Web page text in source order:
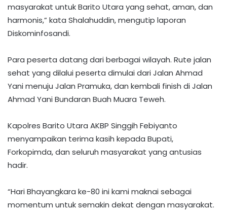
masyarakat untuk Barito Utara yang sehat, aman, dan
harmonis,” kata Shalahuddin, mengutip laporan
Diskominfosandi.
‎Para peserta datang dari berbagai wilayah. Rute jalan
sehat yang dilalui peserta dimulai dari Jalan Ahmad
Yani menuju Jalan Pramuka, dan kembali finish di Jalan
Ahmad Yani Bundaran Buah Muara Teweh.
‎Kapolres Barito Utara AKBP Singgih Febiyanto
menyampaikan terima kasih kepada Bupati,
Forkopimda, dan seluruh masyarakat yang antusias
hadir.
‎“Hari Bhayangkara ke-80 ini kami maknai sebagai
momentum untuk semakin dekat dengan masyarakat.